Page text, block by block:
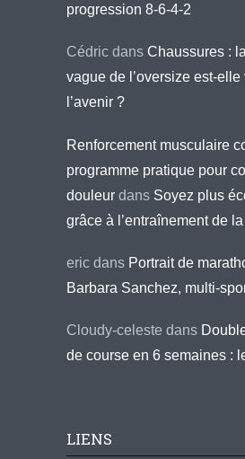
progression 8-6-4-2
Cédric dans Chaussures :
vague de l’oversize est-elle
l’avenir ?
Renforcement musculaire
programme pratique pour
douleur dans Soyez plus
grâce à l’entraînement de
eric dans Portrait de
Barbara Sanchez, multi-
Cloudy-celeste dans
de course en 6 semaines :
LIENS